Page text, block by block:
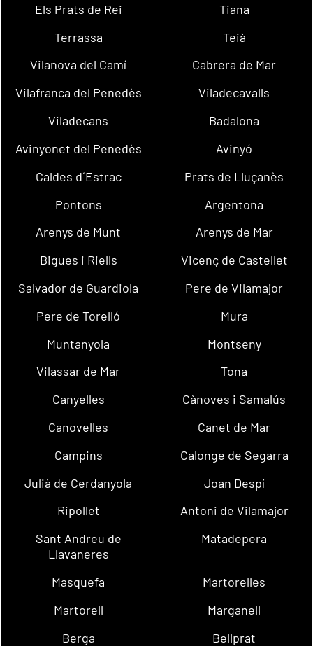
Els Prats de Rei
Tiana
Terrassa
Teià
Vilanova del Camí
Cabrera de Mar
Vilafranca del Penedès
Viladecavalls
Viladecans
Badalona
Avinyonet del Penedès
Avinyó
Caldes d´Estrac
Prats de Lluçanès
Pontons
Argentona
Arenys de Munt
Arenys de Mar
Bigues i Riells
Vicenç de Castellet
Salvador de Guardiola
Pere de Vilamajor
Pere de Torelló
Mura
Muntanyola
Montseny
Vilassar de Mar
Tona
Canyelles
Cànoves i Samalús
Canovelles
Canet de Mar
Campins
Calonge de Segarra
Julià de Cerdanyola
Joan Despí
Ripollet
Antoni de Vilamajor
Sant Andreu de
Llavaneres
Matadepera
Masquefa
Martorelles
Martorell
Marganell
Berga
Bellprat